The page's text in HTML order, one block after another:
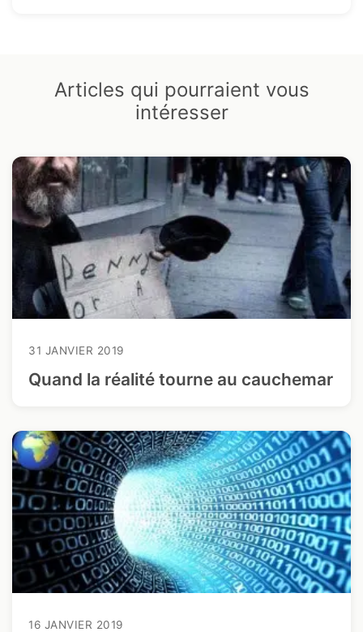
Articles qui pourraient vous
intéresser
31 JANVIER 2019
Quand la réalité tourne au cauchemar
16 JANVIER 2019